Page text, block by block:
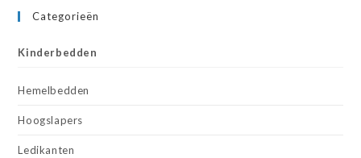
Categorieën
Kinderbedden
Hemelbedden
Hoogslapers
Ledikanten